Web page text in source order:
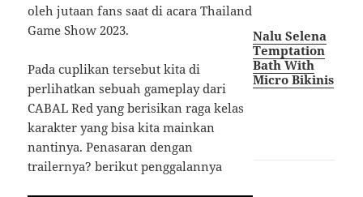
oleh jutaan fans saat di acara Thailand
Game Show 2023.
Pada cuplikan tersebut kita di
perlihatkan sebuah gameplay dari
CABAL Red yang berisikan raga kelas
karakter yang bisa kita mainkan
nantinya. Penasaran dengan
trailernya? berikut penggalannya
Nalu Selena
Temptation
Bath With
Micro Bikinis